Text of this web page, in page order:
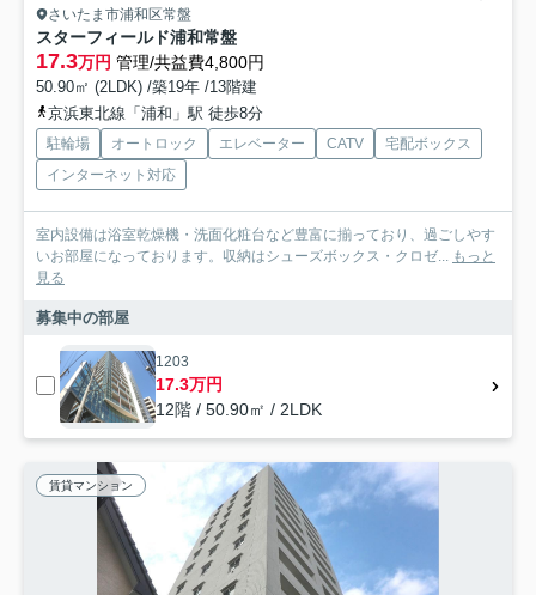
さいたま市浦和区常盤
スターフィールド浦和常盤
17.3万円 管理/共益費4,800円
50.90㎡ (2LDK) /築19年 /13階建
京浜東北線「浦和」駅 徒歩8分
駐輪場 オートロック エレベーター CATV
宅配ボックス
インターネット対応
室内設備は浴室乾燥機・洗面化粧台など豊富に揃っており、過ごしやす
いお部屋になっております。収納はシューズボックス・クロゼ...
もっと
見る
募集中の部屋
1203
17.3万円
12階 / 50.90㎡ / 2LDK
賃貸マンション